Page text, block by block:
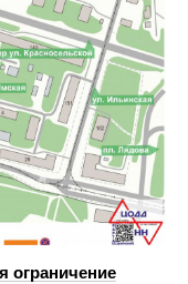
ограничение